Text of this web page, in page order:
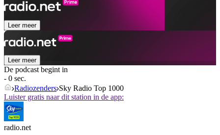
Leer meer
Leer meer
De podcast begint in
- 0 sec.
Radiozenders Sky Radio Top 1000
Luister gratis naar dit station in de app:
radio.net